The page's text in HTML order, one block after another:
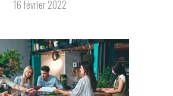
16 février 2022